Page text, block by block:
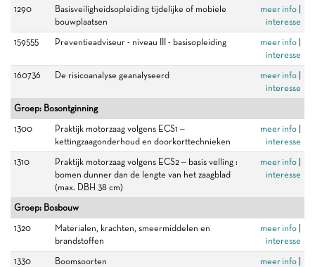
1290
Basisveiligheidsopleiding tijdelijke of mobiele
bouwplaatsen
meer info
interesse
159555
Preventieadviseur - niveau III - basisopleiding meer info
interesse
160736
De risicoanalyse geanalyseerd meer info
interesse
Groep: Bosontginning
1300
Praktijk motorzaag volgens ECS1 –
kettingzaagonderhoud en doorkorttechnieken
meer info
interesse
1310
Praktijk motorzaag volgens ECS2 – basis velling :
bomen dunner dan de lengte van het zaagblad
(max. DBH 38 cm)
meer info
interesse
Groep: Bosbouw
1320
Materialen, krachten, smeermiddelen en
brandstoffen
meer info
interesse
1330
Boomsoorten meer info